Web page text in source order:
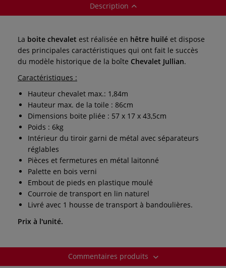
Description
La boite chevalet est réalisée en hêtre huilé et dispose
des principales caractéristiques qui ont fait le succès
du modèle historique de la boîte Chevalet Jullian.
Caractéristiques :
Hauteur chevalet max.: 1,84m
Hauteur max. de la toile : 86cm
Dimensions boite pliée : 57 x 17 x 43,5cm
Poids : 6kg
Intérieur du tiroir garni de métal avec séparateurs
réglables
Pièces et fermetures en métal laitonné
Palette en bois verni
Embout de pieds en plastique moulé
Courroie de transport en lin naturel
Livré avec 1 housse de transport à bandoulières.
Prix à l'unité.
Commentaires produits